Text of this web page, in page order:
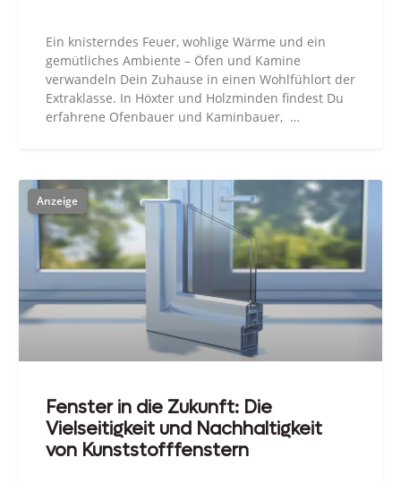
Ein knisterndes Feuer, wohlige Wärme und ein
gemütliches Ambiente – Öfen und Kamine
verwandeln Dein Zuhause in einen Wohlfühlort der
Extraklasse. In Höxter und Holzminden findest Du
erfahrene Ofenbauer und Kaminbauer, …
Fenster in die Zukunft: Die
Vielseitigkeit und Nachhaltigkeit
von Kunststofffenstern